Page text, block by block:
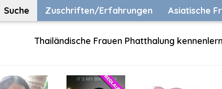
Suche Zuschriften/Erfahrungen Asiatische
Thailändische Frauen Phatthalung